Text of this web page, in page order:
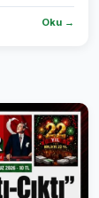
Oku →